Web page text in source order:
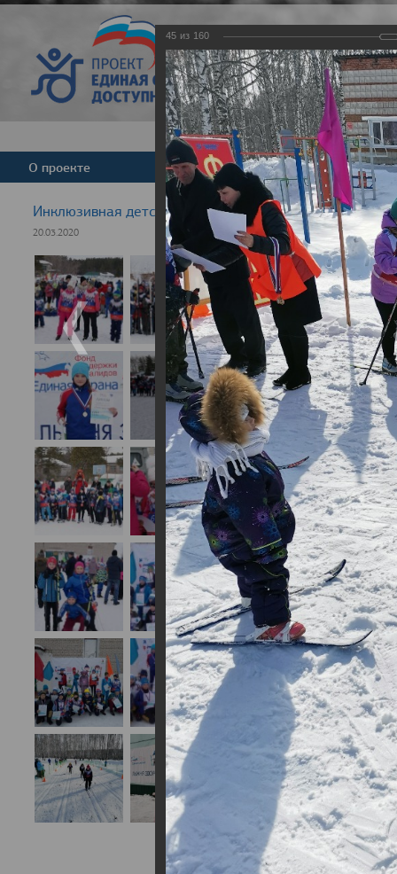
Версия для
О проекте Команда Новости
Инклюзивная детская гонка "Лыжня здоровья" 2020
20.03.2020
45 из 160